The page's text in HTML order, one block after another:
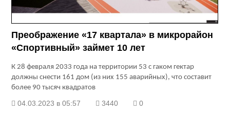
Преображение «17 квартала» в микрорайон
«Спортивный» займет 10 лет
К 28 февраля 2033 года на территории 53 с гаком гектар
должны снести 161 дом (из них 155 аварийных), что составит
более 90 тысяч квадратов
04.03.2023 в 05:57 3440 0